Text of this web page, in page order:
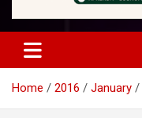
Home 2016 January